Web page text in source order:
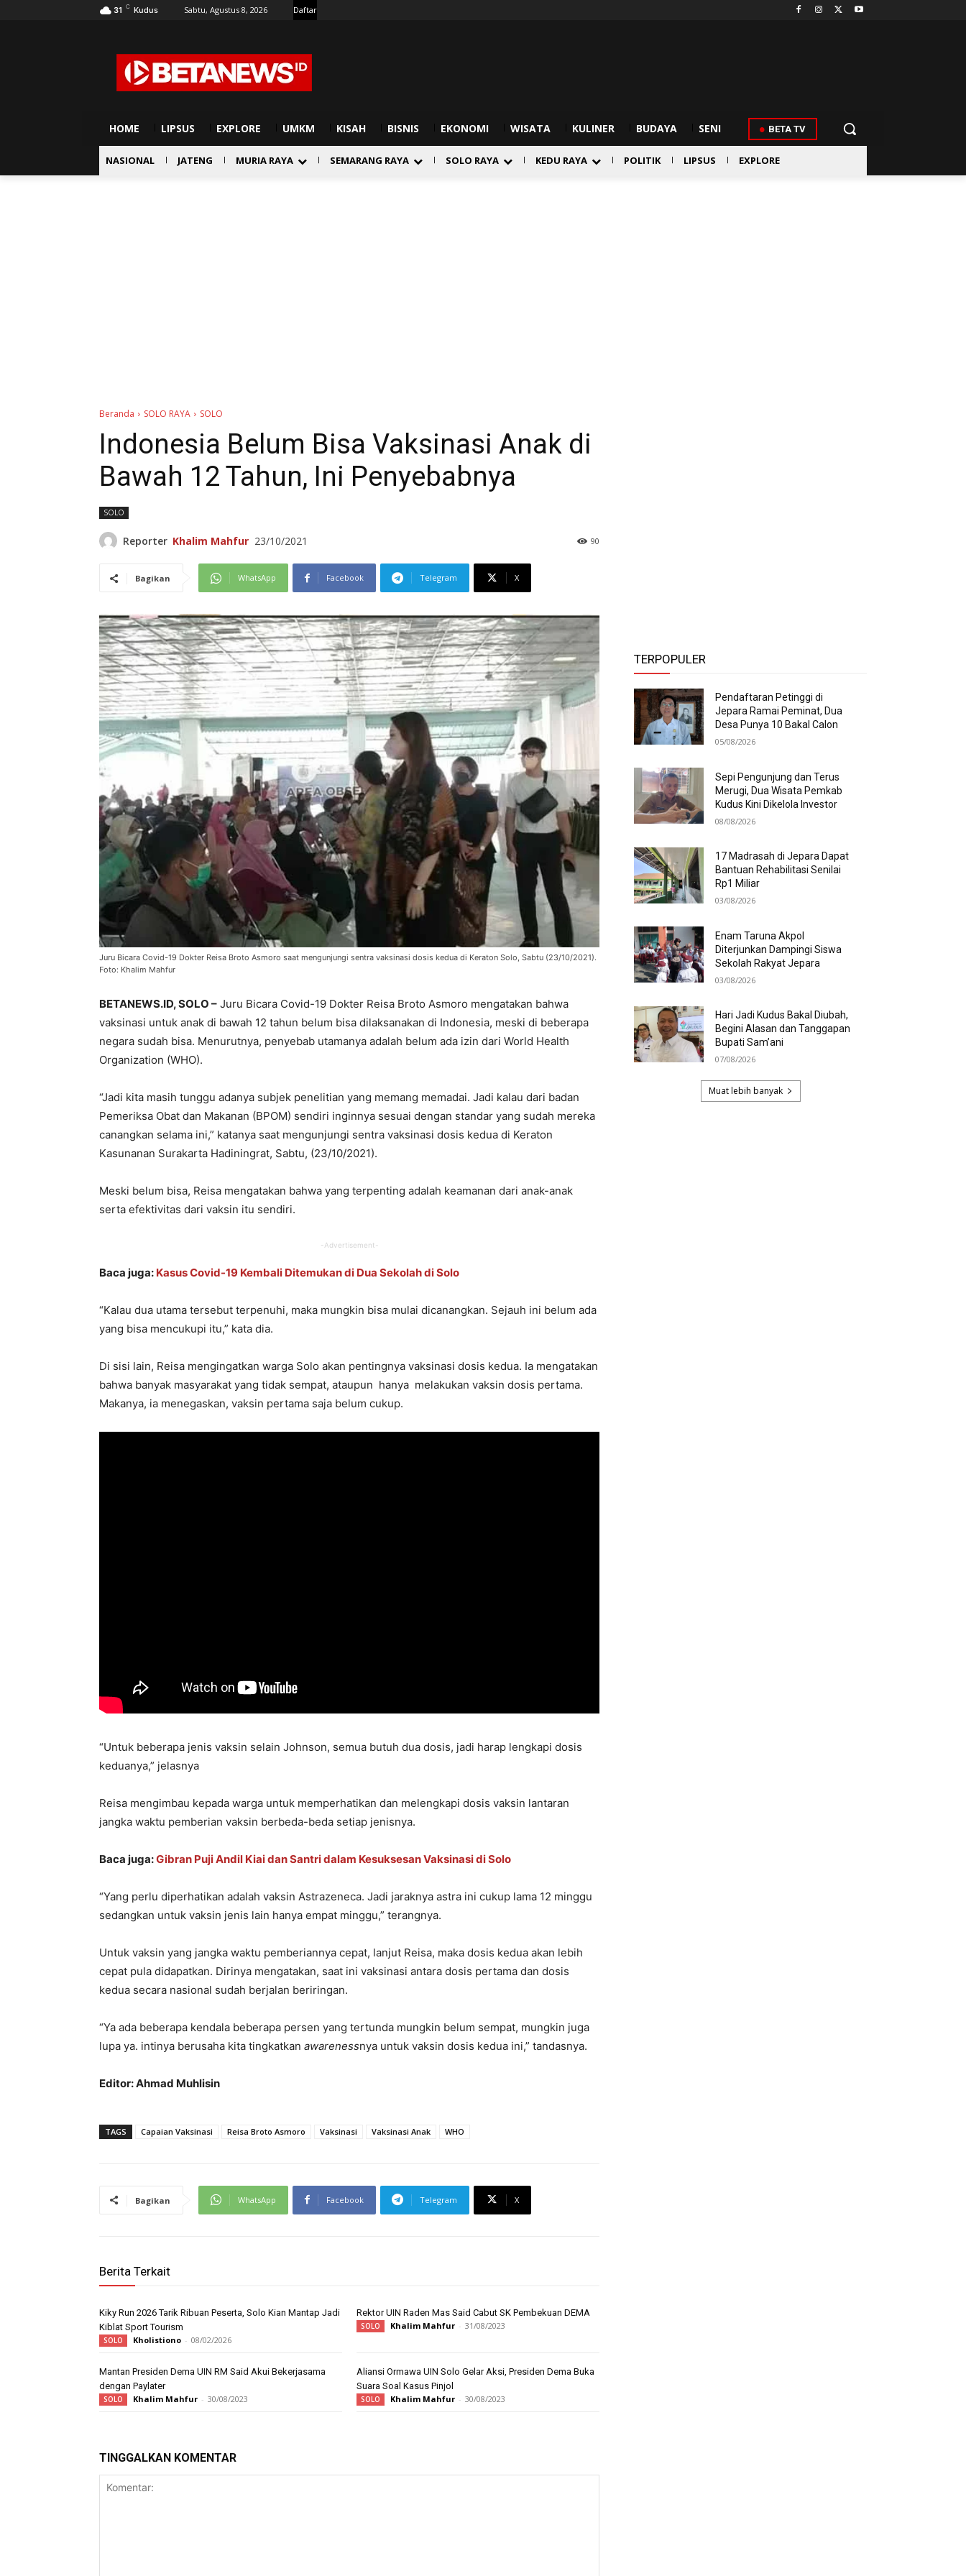
31 C Kudus Sabtu, Agustus 8, 2026 Daftar
HOME LIPSUS EXPLORE UMKM KISAH BISNIS EKONOMI WISATA KULINER BUDAYA SENI BETA TV
NASIONAL JATENG MURIA RAYA SEMARANG RAYA SOLO RAYA KEDU RAYA POLITIK LIPSUS EXPLORE
Beranda SOLO RAYA SOLO
Indonesia Belum Bisa Vaksinasi Anak di
Bawah 12 Tahun, Ini Penyebabnya
SOLO
Reporter Khalim Mahfur 23/10/2021 90
Bagikan WhatsApp Facebook Telegram X
Juru Bicara Covid-19 Dokter Reisa Broto Asmoro saat mengunjungi sentra vaksinasi dosis kedua di Keraton Solo, Sabtu (23/10/2021).
Foto: Khalim Mahfur
BETANEWS.ID, SOLO – Juru Bicara Covid-19 Dokter Reisa Broto Asmoro mengatakan bahwa
vaksinasi untuk anak di bawah 12 tahun belum bisa dilaksanakan di Indonesia, meski di beberapa
negara sudah bisa. Menurutnya, penyebab utamanya adalah belum ada izin dari World Health
Organization (WHO).
“Jadi kita masih tunggu adanya subjek penelitian yang memang memadai. Jadi kalau dari badan
Pemeriksa Obat dan Makanan (BPOM) sendiri inginnya sesuai dengan standar yang sudah mereka
canangkan selama ini,” katanya saat mengunjungi sentra vaksinasi dosis kedua di Keraton
Kasunanan Surakarta Hadiningrat, Sabtu, (23/10/2021).
Meski belum bisa, Reisa mengatakan bahwa yang terpenting adalah keamanan dari anak-anak
serta efektivitas dari vaksin itu sendiri.
-Advertisement-
Baca juga: Kasus Covid-19 Kembali Ditemukan di Dua Sekolah di Solo
“Kalau dua utama tersebut terpenuhi, maka mungkin bisa mulai dicanangkan. Sejauh ini belum ada
yang bisa mencukupi itu,” kata dia.
Di sisi lain, Reisa mengingatkan warga Solo akan pentingnya vaksinasi dosis kedua. Ia mengatakan
bahwa banyak masyarakat yang tidak sempat, ataupun hanya melakukan vaksin dosis pertama.
Makanya, ia menegaskan, vaksin pertama saja belum cukup.
“Untuk beberapa jenis vaksin selain Johnson, semua butuh dua dosis, jadi harap lengkapi dosis
keduanya,” jelasnya
Reisa mengimbau kepada warga untuk memperhatikan dan melengkapi dosis vaksin lantaran
jangka waktu pemberian vaksin berbeda-beda setiap jenisnya.
Baca juga:Gibran Puji Andil Kiai dan Santri dalam Kesuksesan Vaksinasi di Solo
“Yang perlu diperhatikan adalah vaksin Astrazeneca. Jadi jaraknya astra ini cukup lama 12 minggu
sedangkan untuk vaksin jenis lain hanya empat minggu,” terangnya.
Untuk vaksin yang jangka waktu pemberiannya cepat, lanjut Reisa, maka dosis kedua akan lebih
cepat pula didapatkan. Dirinya mengatakan, saat ini vaksinasi antara dosis pertama dan dosis
kedua secara nasional sudah berjalan beriringan.
“Ya ada beberapa kendala beberapa persen yang tertunda mungkin belum sempat, mungkin juga
lupa ya. intinya berusaha kita tingkatkan awarenessnya untuk vaksin dosis kedua ini,” tandasnya.
Editor: Ahmad Muhlisin
TAGS Capaian Vaksinasi Reisa Broto Asmoro Vaksinasi Vaksinasi Anak WHO
Bagikan WhatsApp Facebook Telegram X
Berita Terkait
Kiky Run 2026 Tarik Ribuan Peserta, Solo Kian Mantap Jadi
Kiblat Sport Tourism
SOLO Kholistiono - 08/02/2026
Rektor UIN Raden Mas Said Cabut SK Pembekuan DEMA
SOLO Khalim Mahfur - 31/08/2023
Mantan Presiden Dema UIN RM Said Akui Bekerjasama
dengan Paylater
SOLO Khalim Mahfur - 30/08/2023
Aliansi Ormawa UIN Solo Gelar Aksi, Presiden Dema Buka
Suara Soal Kasus Pinjol
SOLO Khalim Mahfur - 30/08/2023
TINGGALKAN KOMENTAR
TERPOPULER
Pendaftaran Petinggi di
Jepara Ramai Peminat, Dua
Desa Punya 10 Bakal Calon
05/08/2026
Sepi Pengunjung dan Terus
Merugi, Dua Wisata Pemkab
Kudus Kini Dikelola Investor
08/08/2026
17 Madrasah di Jepara Dapat
Bantuan Rehabilitasi Senilai
Rp1 Miliar
03/08/2026
Enam Taruna Akpol
Diterjunkan Dampingi Siswa
Sekolah Rakyat Jepara
03/08/2026
Hari Jadi Kudus Bakal Diubah,
Begini Alasan dan Tanggapan
Bupati Sam’ani
07/08/2026
Muat lebih banyak